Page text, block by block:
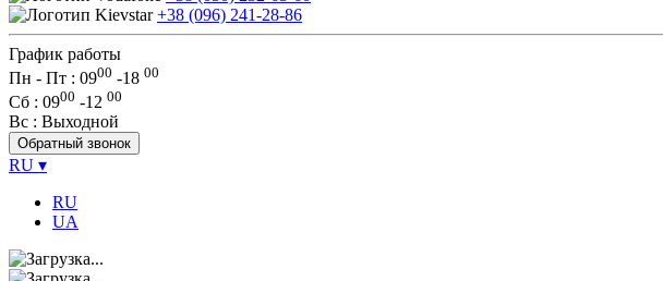
+38 (096) 241-28-86
График работы
Пн - Пт : 0900 -18 00
Сб : 0900 -12 00
Вс : Выходной
Обратный звонок
RU ▾
RU
UA